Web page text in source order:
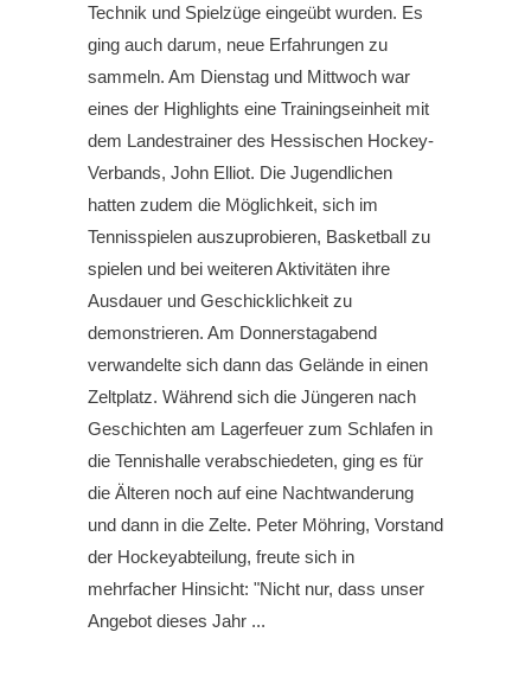
Technik und Spielzüge eingeübt wurden. Es
ging auch darum, neue Erfahrungen zu
sammeln. Am Dienstag und Mittwoch war
eines der Highlights eine Trainingseinheit mit
dem Landestrainer des Hessischen Hockey-
Verbands, John Elliot. Die Jugendlichen
hatten zudem die Möglichkeit, sich im
Tennisspielen auszuprobieren, Basketball zu
spielen und bei weiteren Aktivitäten ihre
Ausdauer und Geschicklichkeit zu
demonstrieren. Am Donnerstagabend
verwandelte sich dann das Gelände in einen
Zeltplatz. Während sich die Jüngeren nach
Geschichten am Lagerfeuer zum Schlafen in
die Tennishalle verabschiedeten, ging es für
die Älteren noch auf eine Nachtwanderung
und dann in die Zelte. Peter Möhring, Vorstand
der Hockeyabteilung, freute sich in
mehrfacher Hinsicht: "Nicht nur, dass unser
Angebot dieses Jahr